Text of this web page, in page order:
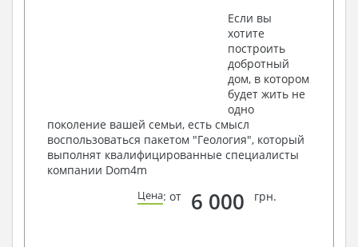
Если вы
хотите
построить
добротный
дом, в котором
будет жить не
одно
поколение вашей семьи, есть смысл
воспользоваться пакетом "Геология", который
выполнят квалифицированные специалисты
компании Dom4m
Цена: от 6 000 грн.